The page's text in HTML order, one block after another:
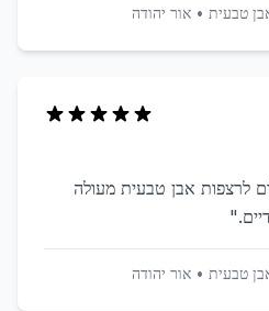
טבעית • אור יהודה
לרצפות אבן טבעית מעולה
"
טבעית • אור יהודה